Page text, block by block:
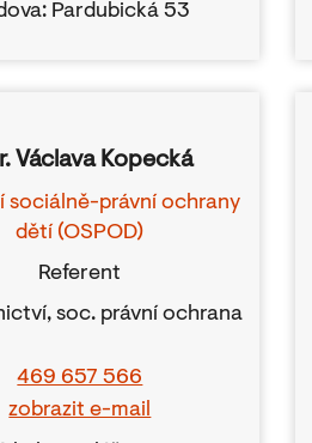
Pardubická 53
Václava Kopecká
sociálně-právní ochrany
dětí (OSPOD)
Referent
soc. právní ochrana
469 657 566
zobrazit e-mail